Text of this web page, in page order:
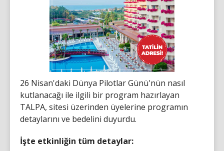
26 Nisan'daki Dünya Pilotlar Günü'nün nasıl
kutlanacağı ile ilgili bir program hazırlayan
TALPA, sitesi üzerinden üyelerine programın
detaylarını ve bedelini duyurdu.
İşte etkinliğin tüm detaylar: